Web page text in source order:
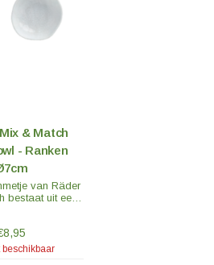
& Match
- Ranken
van Räder
bestaat uit een
een klein
lepeltje.
beschikbaar